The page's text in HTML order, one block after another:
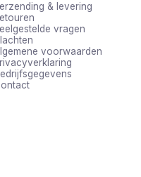
& levering
vragen
voorwaarden